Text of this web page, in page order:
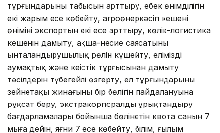
тұрғындарының табысын арттыру, еңбек өнімділігін
екі жарым есе көбейту, агроөнеркәсіп кешені
өнімінің экспортын екі есе арттыру, көлік-логистика
кешенін дамыту, ақша-несие саясатының
ынталандырушылық рөлін күшейту, елімізді
аумақтық және кеңістік тұрғысынан дамыту
тәсілдерін түбегейлі өзгерту, ел тұрғындарының
зейнетақы жинағының бір бөлігін пайдалануына
рұқсат беру, экстракорпоралды ұрықтандыру
бағдарламалары бойынша бөлінетін квота санын 7
мыңға дейін, яғни 7 есе көбейту, білім, ғылым